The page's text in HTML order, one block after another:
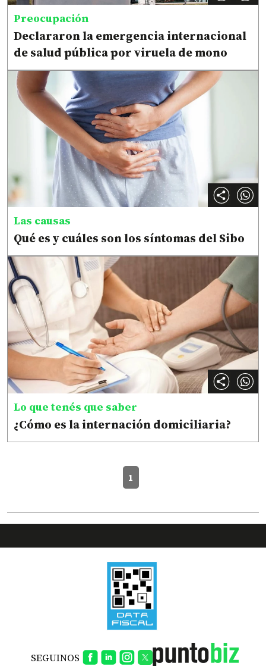
Preocupación
Declararon la emergencia internacional
de salud pública por viruela de mono
Las causas
Qué es y cuáles son los síntomas del Sibo
Lo que tenés que saber
¿Cómo es la internación domiciliaria?
1
SEGUINOS